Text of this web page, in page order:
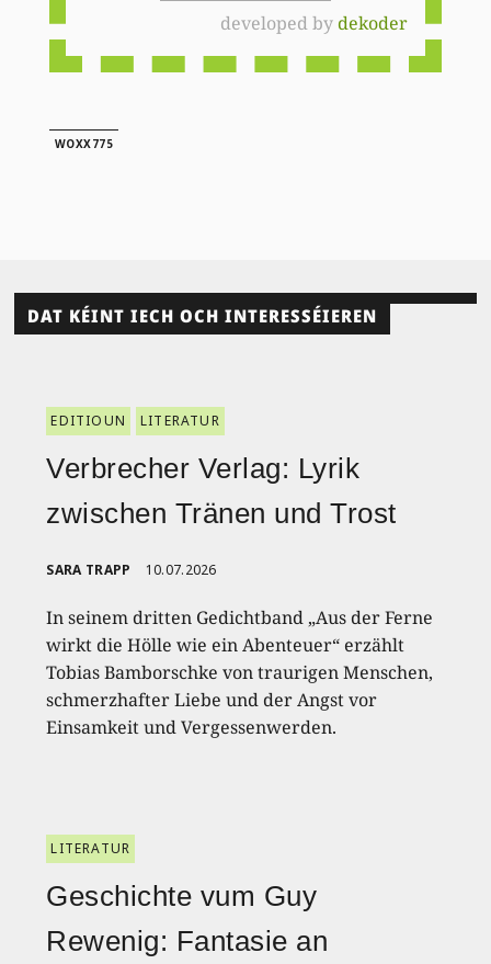
developed bydekoder
WOXX775
DAT KÉINT IECH OCH INTERESSÉIEREN
EDITIOUN LITERATUR
Verbrecher Verlag: Lyrik
zwischen Tränen und Trost
SARA TRAPP 10.07.2026
In seinem dritten Gedichtband „Aus der Ferne
wirkt die Hölle wie ein Abenteuer“ erzählt
Tobias Bamborschke von traurigen Menschen,
schmerzhafter Liebe und der Angst vor
Einsamkeit und Vergessenwerden.
LITERATUR
Geschichte vum Guy
Rewenig: Fantasie an